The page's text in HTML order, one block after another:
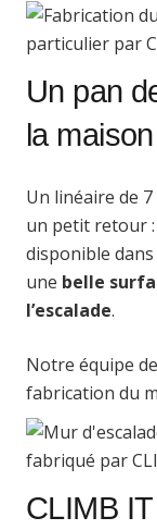
Un pan
la maison
Un linéaire de
un petit retour :
disponible
une belle
l’escalade.
Notre équipe
fabrication du
CLIMB